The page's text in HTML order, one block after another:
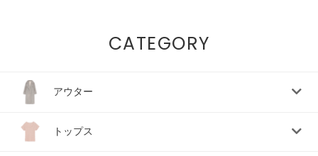
CATEGORY
アウター
トップス